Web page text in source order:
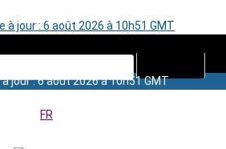
à jour : 6 août 2026 à 10h51 GMT
jour : 6 août 2026 à 10h51 GMT
FR